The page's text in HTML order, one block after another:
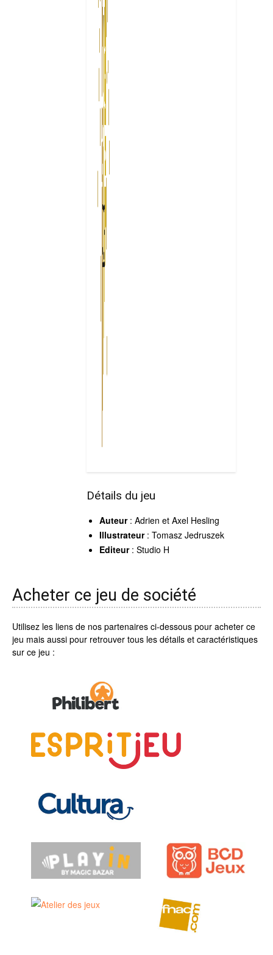
Détails du jeu
Auteur: Adrien et Axel Hesling
Illustrateur: Tomasz Jedruszek
Editeur: Studio H
Acheter ce jeu de société
Utilisez les liens de nos partenaires ci-dessous pour acheter ce
jeu mais aussi pour retrouver tous les détails et caractéristiques
sur ce jeu :